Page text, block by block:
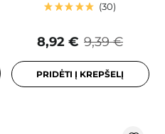
30
9,39 €
8,92 €
PRIDĖTI Į KREPŠELĮ